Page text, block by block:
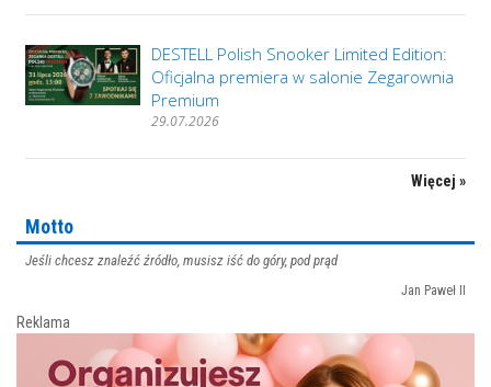
DESTELL Polish Snooker Limited Edition:
Oficjalna premiera w salonie Zegarownia
Premium
29.07.2026
Więcej »
Motto
Jeśli chcesz znaleźć źródło, musisz iść do góry, pod prąd
Jan Paweł II
Reklama